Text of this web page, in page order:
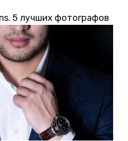
5 лучших фотографов